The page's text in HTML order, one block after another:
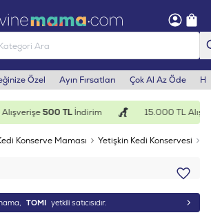
Özel Ayın Fırsatları Çok Al Az Öde
500 TLİndirim 15.000 TL
Konserve Maması Yetişkin Kedi Konservesi
TOMI yetkili satıcısıdır.